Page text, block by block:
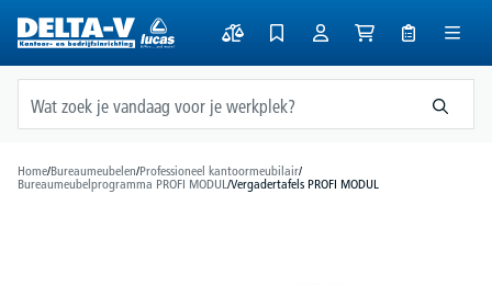
Home/Bureaumeubelen/Professioneel kantoormeubilair/
Bureaumeubelprogramma PROFI MODUL/Vergadertafels PROFI MODUL